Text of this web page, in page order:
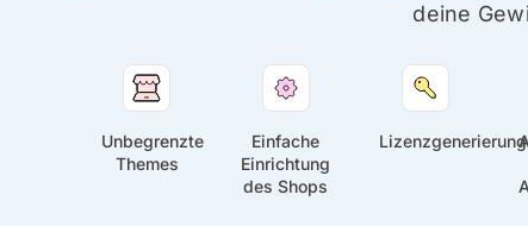
deine
Unbegrenzte
Themes
Einfache
Einrichtung
des Shops
Lizenzgenerierung